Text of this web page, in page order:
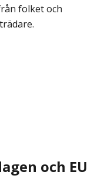
folket och
och EU